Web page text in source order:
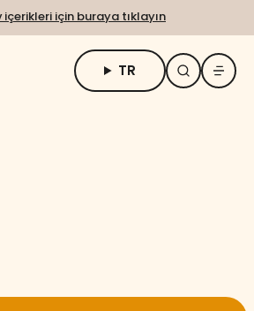
için
içerikleri için buraya tıklayın
TR